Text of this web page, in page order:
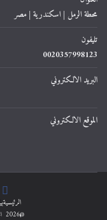
محطة الرمل | اسكندرية | مصر
تليفون
0020357998123
البريد الالكتروني
الموقع الالكتروني
الرئيسية
@2026 الحقوق محفوظة